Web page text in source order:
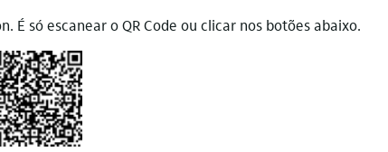
É só escanear o QR Code ou clicar nos botões abaixo.